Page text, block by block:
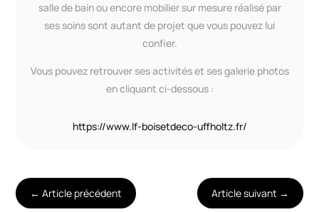
salle de bain ou encore mobilier sur mesure réalisé par
ses soins sont autant de projet que vous pouvez lui
confier.
Vous pouvez retrouver ses activités et ses galerie photos
en cliquant ci-dessous :
https://www.lf-boisetdeco-uffholtz.fr/
←Article précédent Article suivant →